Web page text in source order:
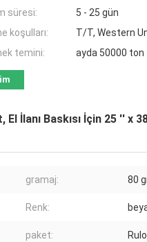
süresi:
5 - 25 gün
koşulları:
T/T, Western
temini:
ayda 50000 ton
İlanı Baskısı İçin 25 '' x
gramaj: 80
Renk:
paket: